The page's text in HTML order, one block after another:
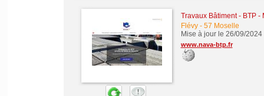
Travaux Bâtiment - BTP
Flévy- 57 Moselle
Mise à jour le 26/09/2024
www.nava-btp.fr